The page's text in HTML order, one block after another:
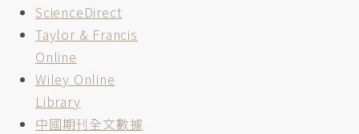
ScienceDirect
Taylor & Francis
Online
Wiley Online
Library
中國期刊全文數據